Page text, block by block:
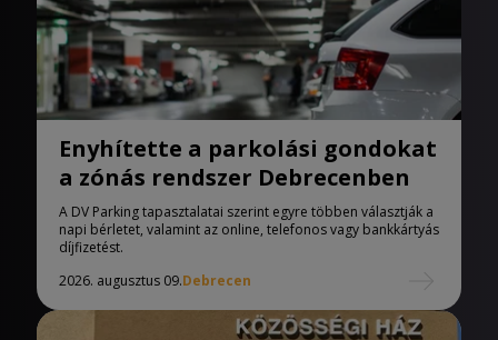
Enyhítette a parkolási gondokat
a zónás rendszer Debrecenben
A DV Parking tapasztalatai szerint egyre többen választják a
napi bérletet, valamint az online, telefonos vagy bankkártyás
díjfizetést.
2026. augusztus 09.Debrecen